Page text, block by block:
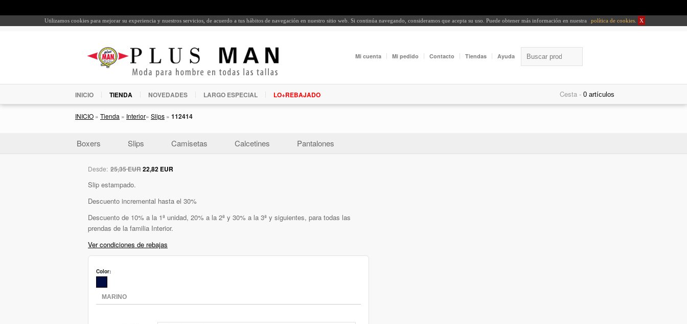
Utilizamos cookies para mejorar su experiencia y nuestros servicios, de acuerdo a tus hábitos de navegación en nuestro sitio web. Si continúa navegando, consideramos que acepta su uso. Puede obtener más información en nuestra política de cookies X
Mi cuenta Mi pedido Contacto Tiendas Ayuda
INICIO TIENDA NOVEDADES LARGO ESPECIAL LO+REBAJADO Cesta -
INICIO » Tienda » Interior» Slips » 112414
Boxers Slips Camisetas Calcetines Pantalones
Desde: 25,35 EUR22,82 EUR
Slip estampado.
Descuento incremental hasta el 30%
Descuento de 10% a la 1ª unidad, 20% a la 2ª y 30% a la 3ª y siguientes, para todas las
prendas de la familia Interior.
Ver condiciones de rebajas
Color: